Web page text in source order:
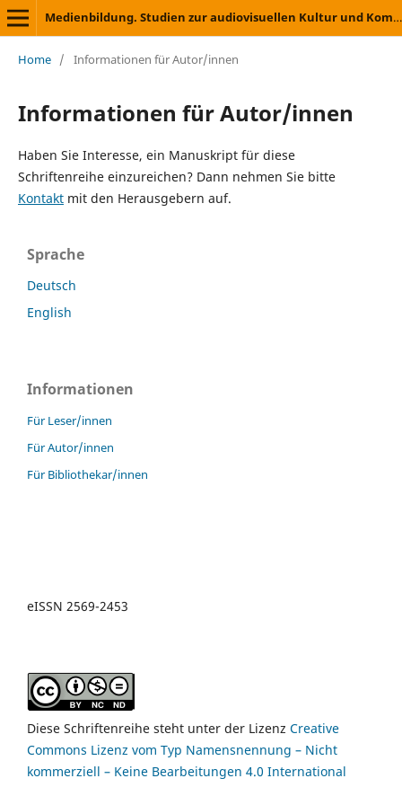
Medienbildung. Studien zur audiovisuellen Kultur und Kommunikation
Home / Informationen für Autor/innen
Informationen für Autor/innen
Haben Sie Interesse, ein Manuskript für diese
Schriftenreihe einzureichen? Dann nehmen Sie bitte
Kontaktmit den Herausgebern auf.
Sprache
Deutsch
English
Informationen
Für Leser/innen
Für Autor/innen
Für Bibliothekar/innen
eISSN 2569-2453
Diese Schriftenreihe steht unter der Lizenz Creative
Commons Lizenz vom Typ Namensnennung – Nicht
kommerziell – Keine Bearbeitungen 4.0 International